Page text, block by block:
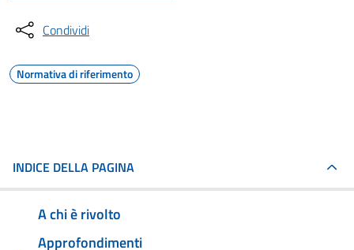
Condividi
Normativa di riferimento
INDICE DELLA PAGINA
A chi è rivolto
Approfondimenti